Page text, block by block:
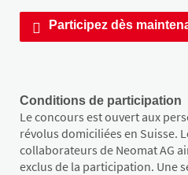
Participez dès
Conditions de participation
Le concours est ouvert aux
révolus domiciliées en Suisse.
collaborateurs de Neomat AG
exclus de la participation. Une